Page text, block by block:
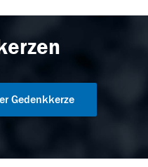
Gedenkkerze